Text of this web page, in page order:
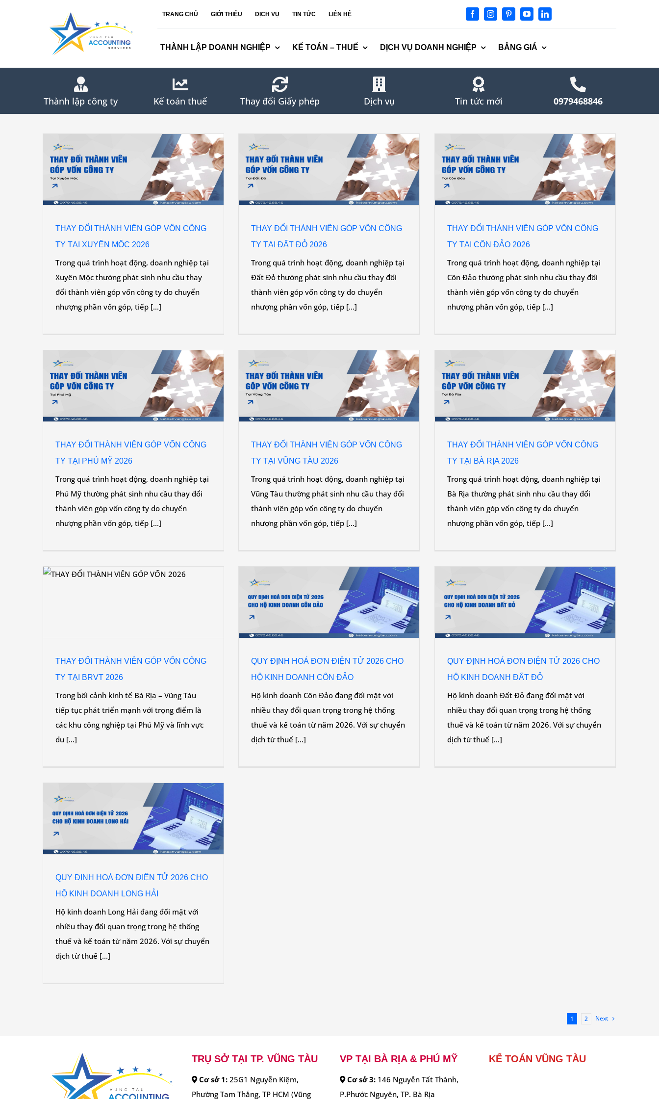
TRANG CHỦ GIỚI THIỆU DỊCH VỤ TIN TỨC LIÊN HỆ
THÀNH LẬP DOANH NGHIỆP KẾ TOÁN – THUẾ DỊCH VỤ DOANH NGHIỆP BẢNG GIÁ
Thành lập công ty Kế toán thuế Thay đổi Giấy phép Dịch vụ Tin tức mới 0979468846
THAY ĐỔI THÀNH VIÊN GÓP VỐN CÔNG
TY TẠI XUYÊN MỘC 2026
Trong quá trình hoạt động, doanh nghiệp tại
Xuyên Mộc thường phát sinh nhu cầu thay
đổi thành viên góp vốn công ty do chuyển
nhượng phần vốn góp, tiếp [...]
THAY ĐỔI THÀNH VIÊN GÓP VỐN CÔNG TY
TẠI ĐẤT ĐỎ 2026
Tin tức
THAY ĐỔI THÀNH VIÊN GÓP VỐN CÔNG
TY TẠI ĐẤT ĐỎ 2026
Trong quá trình hoạt động, doanh nghiệp tại
Đất Đỏ thường phát sinh nhu cầu thay đổi
thành viên góp vốn công ty do chuyển
nhượng phần vốn góp, tiếp [...]
THAY ĐỔI THÀNH VIÊN GÓP VỐN CÔNG TY
TẠI CÔN ĐẢO 2026
Tin tức
THAY ĐỔI THÀNH VIÊN GÓP VỐN CÔNG
TY TẠI CÔN ĐẢO 2026
Trong quá trình hoạt động, doanh nghiệp tại
Côn Đảo thường phát sinh nhu cầu thay đổi
thành viên góp vốn công ty do chuyển
nhượng phần vốn góp, tiếp [...]
THAY ĐỔI THÀNH VIÊN GÓP VỐN CÔNG
TY TẠI PHÚ MỸ 2026
Trong quá trình hoạt động, doanh nghiệp tại
Phú Mỹ thường phát sinh nhu cầu thay đổi
thành viên góp vốn công ty do chuyển
nhượng phần vốn góp, tiếp [...]
THAY ĐỔI THÀNH VIÊN GÓP VỐN CÔNG TY
TẠI VŨNG TÀU 2026
Tin tức
THAY ĐỔI THÀNH VIÊN GÓP VỐN CÔNG
TY TẠI VŨNG TÀU 2026
Trong quá trình hoạt động, doanh nghiệp tại
Vũng Tàu thường phát sinh nhu cầu thay đổi
thành viên góp vốn công ty do chuyển
nhượng phần vốn góp, tiếp [...]
THAY ĐỔI THÀNH VIÊN GÓP VỐN CÔNG TY
TẠI BÀ RỊA 2026
Tin tức
THAY ĐỔI THÀNH VIÊN GÓP VỐN CÔNG
TY TẠI BÀ RỊA 2026
Trong quá trình hoạt động, doanh nghiệp tại
Bà Rịa thường phát sinh nhu cầu thay đổi
thành viên góp vốn công ty do chuyển
nhượng phần vốn góp, tiếp [...]
THAY ĐỔI THÀNH VIÊN GÓP VỐN CÔNG
TY TẠI BRVT 2026
Trong bối cảnh kinh tế Bà Rịa – Vũng Tàu
tiếp tục phát triển mạnh với trọng điểm là
các khu công nghiệp tại Phú Mỹ và lĩnh vực
du [...]
QUY ĐỊNH HOÁ ĐƠN ĐIỆN TỬ 2026 CHO
HỘ KINH DOANH CÔN ĐẢO
Hộ kinh doanh Côn Đảo đang đối mặt với
nhiều thay đổi quan trọng trong hệ thống
thuế và kế toán từ năm 2026. Với sự chuyển
dịch từ thuế [...]
QUY ĐỊNH HOÁ ĐƠN ĐIỆN TỬ 2026 CHO HỘ
KINH DOANH ĐẤT ĐỎ
Dịch vụ chính DỊCH VỤ KẾ TOÁN THUẾ Tin
tức
QUY ĐỊNH HOÁ ĐƠN ĐIỆN TỬ 2026 CHO
HỘ KINH DOANH ĐẤT ĐỎ
Hộ kinh doanh Đất Đỏ đang đối mặt với
nhiều thay đổi quan trọng trong hệ thống
thuế và kế toán từ năm 2026. Với sự chuyển
dịch từ thuế [...]
QUY ĐỊNH HOÁ ĐƠN ĐIỆN TỬ 2026 CHO
HỘ KINH DOANH LONG HẢI
Hộ kinh doanh Long Hải đang đối mặt với
nhiều thay đổi quan trọng trong hệ thống
thuế và kế toán từ năm 2026. Với sự chuyển
dịch từ thuế [...]
1 2 Next
TRỤ SỞ TẠI TP. VŨNG TÀU
Cơ sở 1:25G1 Nguyễn Kiệm,
Phường Tam Thắng, TP HCM (Vũng
VP TẠI BÀ RỊA & PHÚ MỸ
Cơ sở 3: 146 Nguyễn Tất Thành,
P.Phước Nguyên, TP. Bà Rịa
KẾ TOÁN VŨNG TÀU